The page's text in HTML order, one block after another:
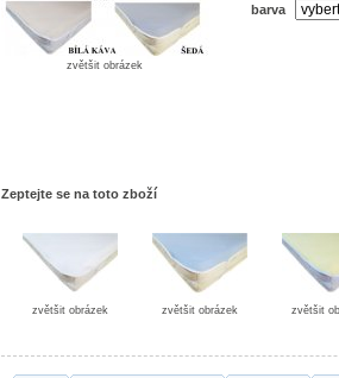
zvětšit obrázek
barva
Zeptejte se na toto zboží
zvětšit obrázek zvětšit obrázek zvětšit